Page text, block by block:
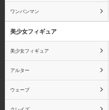
スカイチューブ
ディ・モールト ベネ
ワンパンマン
美少女フィギュア
美少女フィギュア
アルター
ウェーブ